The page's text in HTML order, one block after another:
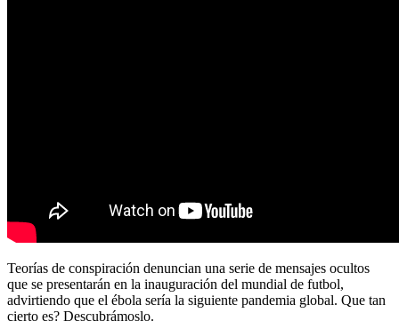
Teorías de conspiración denuncian una serie de mensajes ocultos
que se presentarán en la inauguración del mundial de futbol,
advirtiendo que el ébola sería la siguiente pandemia global. Que tan
cierto es? Descubrámoslo.